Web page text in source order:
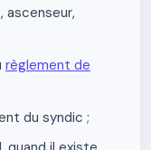
ascenseur,
règlement de
du syndic ;